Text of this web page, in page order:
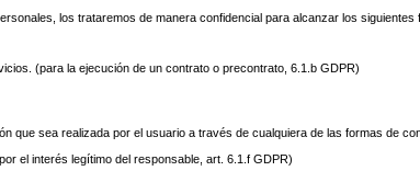
los trataremos de manera confidencial para alcanzar los siguientes
(para la ejecución de un contrato o precontrato, 6.1.b GDPR)
que sea realizada por el usuario a través de cualquiera de las formas de
el interés legítimo del responsable, art. 6.1.f GDPR)